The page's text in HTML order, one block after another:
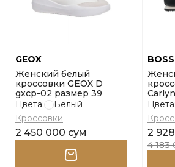
GEOX
Женский белый
кроссовки GEOX D
gxcp-02 размер 39
Цвета:
Белый
Кроссовки
2 450 000 сум
BOSS
Цвета:
2
4 183